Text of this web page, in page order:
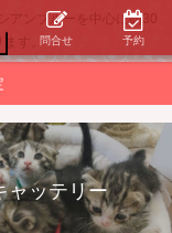
アンブルーを中心に約30
ます。
ャッテリー
問合せ 予約